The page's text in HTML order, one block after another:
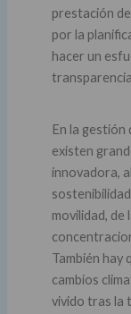
prestación
por la
hacer un
En la gestión
existen
innovadora,
movilidad, de
También hay
cambios
vivido tras la